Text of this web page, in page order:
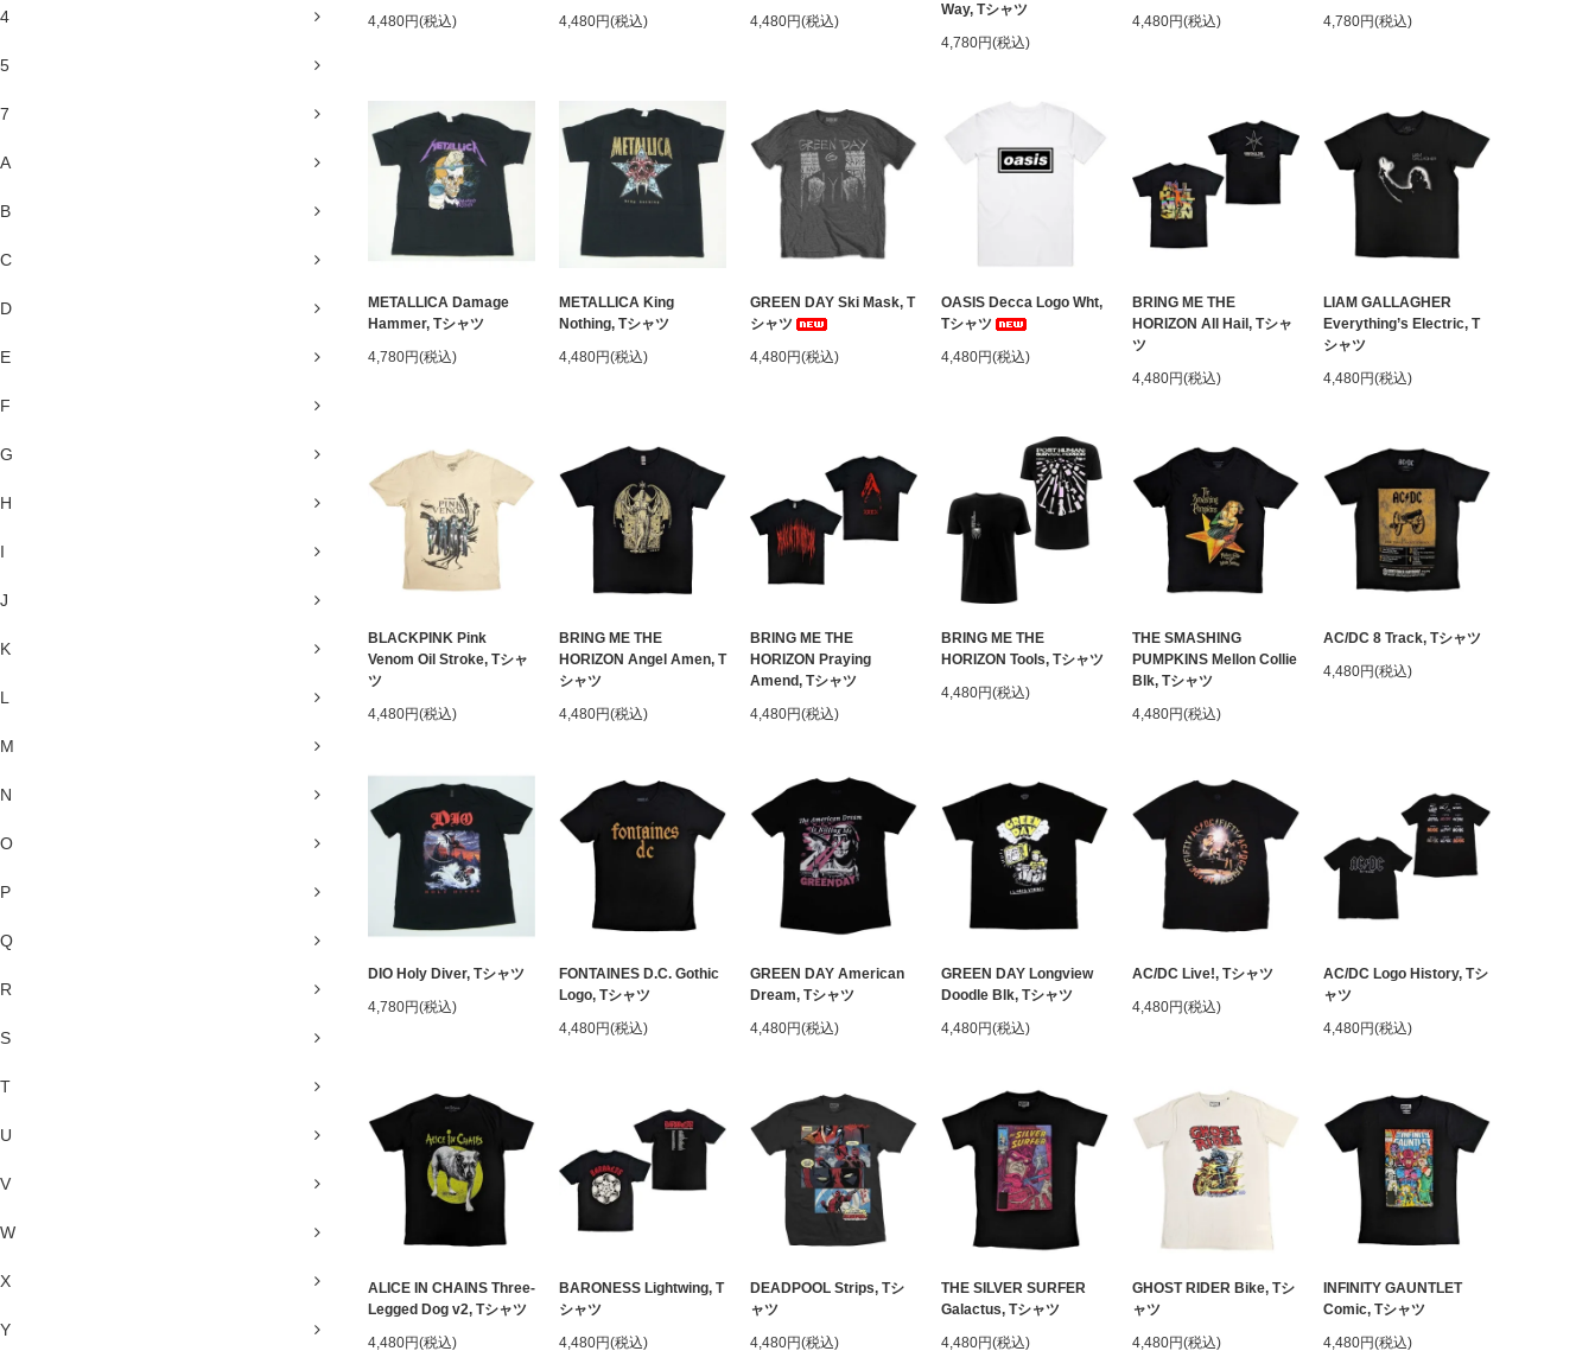
4
5
7
A
B
C
D
E
F
G
H
I
J
K
L
M
N
O
P
Q
R
S
T
U
V
W
X
Y
4,480円(税込)
4,480円(税込)
4,480円(税込)
Way, Tシャツ
4,780円(税込)
4,480円(税込)
4,780円(税込)
METALLICA Damage
Hammer, Tシャツ
4,780円(税込)
METALLICA King
Nothing, Tシャツ
4,480円(税込)
GREEN DAY Ski Mask, T
シャツ
4,480円(税込)
OASIS Decca Logo Wht,
Tシャツ
4,480円(税込)
BRING ME THE
HORIZON All Hail, Tシャ
ツ
4,480円(税込)
LIAM GALLAGHER
Everything’s Electric, T
シャツ
4,480円(税込)
BLACKPINK Pink
Venom Oil Stroke, Tシャ
ツ
4,480円(税込)
BRING ME THE
HORIZON Angel Amen, T
シャツ
4,480円(税込)
BRING ME THE
HORIZON Praying
Amend, Tシャツ
4,480円(税込)
BRING ME THE
HORIZON Tools, Tシャツ
4,480円(税込)
THE SMASHING
PUMPKINS Mellon Collie
Blk, Tシャツ
4,480円(税込)
AC/DC 8 Track, Tシャツ
4,480円(税込)
DIO Holy Diver, Tシャツ
4,780円(税込)
FONTAINES D.C. Gothic
Logo, Tシャツ
4,480円(税込)
GREEN DAY American
Dream, Tシャツ
4,480円(税込)
GREEN DAY Longview
Doodle Blk, Tシャツ
4,480円(税込)
AC/DC Live!, Tシャツ
4,480円(税込)
AC/DC Logo History, Tシ
ャツ
4,480円(税込)
ALICE IN CHAINS Three-
Legged Dog v2, Tシャツ
4,480円(税込)
BARONESS Lightwing, T
シャツ
4,480円(税込)
DEADPOOL Strips, Tシ
ャツ
4,480円(税込)
THE SILVER SURFER
Galactus, Tシャツ
4,480円(税込)
GHOST RIDER Bike, Tシ
ャツ
4,480円(税込)
INFINITY GAUNTLET
Comic, Tシャツ
4,480円(税込)